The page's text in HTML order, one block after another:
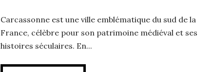
Carcassonne est une ville emblématique du sud de la
France, célèbre pour son patrimoine médiéval et ses
histoires séculaires. En...